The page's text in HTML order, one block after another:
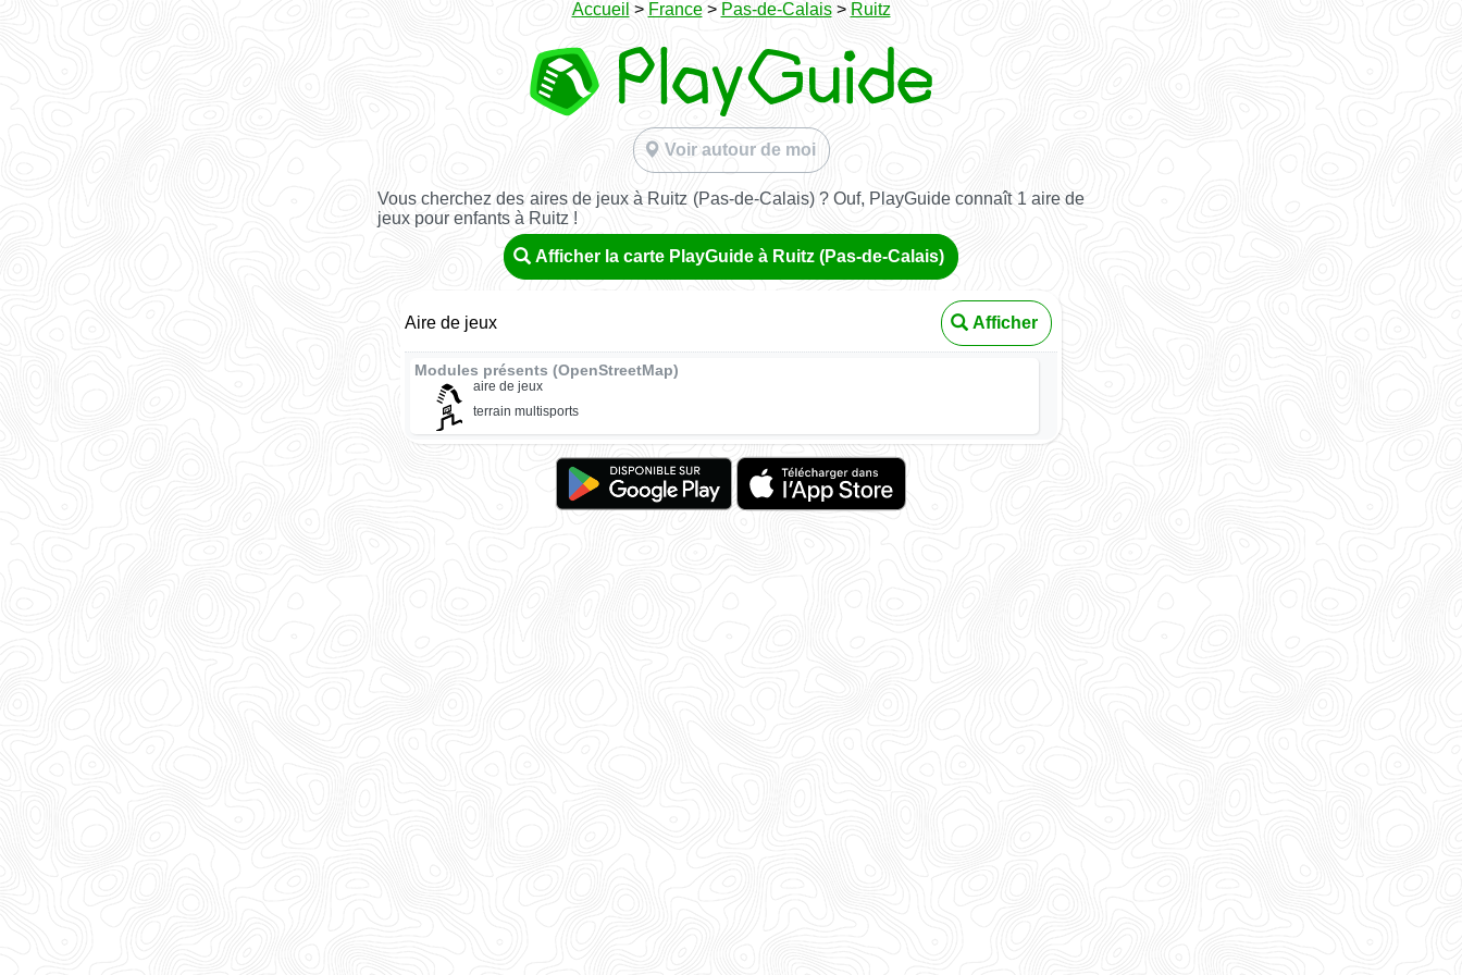
Accueil > France> Pas-de-Calais> Ruitz
Voir autour de moi
Vous cherchez des aires de jeux à Ruitz (Pas-de-Calais) ? Ouf, PlayGuide connaît 1 aire de
jeux pour enfants à Ruitz !
Afficher la carte PlayGuide à Ruitz (Pas-de-Calais)
Aire de jeux Afficher
Modules présents (OpenStreetMap)
aire de jeux
terrain multisports